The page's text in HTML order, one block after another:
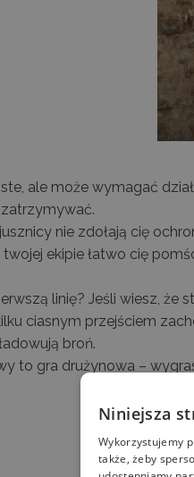
ale może wymagać
nie zdołają cię
ekipie łatwo cię
linię? Jeśli wiesz, że
ciasnym przejściem
broń.
to gra drużynowa –
Niniejsza
Wykorzystujemy
także, żeby